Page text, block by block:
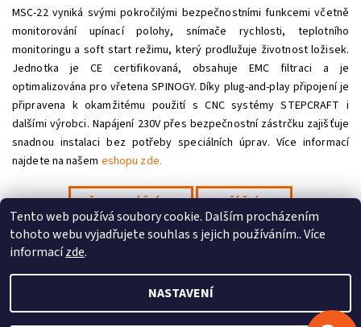
MSC-22 vyniká svými pokročilými bezpečnostními funkcemi včetně
monitorování upínací polohy, snímače rychlosti, teplotního
monitoringu a soft start režimu, který prodlužuje životnost ložisek.
Jednotka je CE certifikovaná, obsahuje EMC filtraci a je
optimalizována pro vřetena SPINOGY. Díky plug-and-play připojení je
připravena k okamžitému použití s CNC systémy STEPCRAFT i
dalšími výrobci. Napájení 230V přes bezpečnostní zástrčku zajišťuje
snadnou instalaci bez potřeby speciálních úprav. Více informací
najdete na našem eshopu zde.
PŘEDCHOZÍ ČLÁNEK DALŠÍ ČLÁNEK
2026 © Profitek, s.r.o., všechna práva vyhrazena
Tento web používá soubory cookie. Dalším procházením
tohoto webu vyjadřujete souhlas s jejich používáním.. Více
informacízde.
NASTAVENÍ
Odeslat
Powered by chaterimo